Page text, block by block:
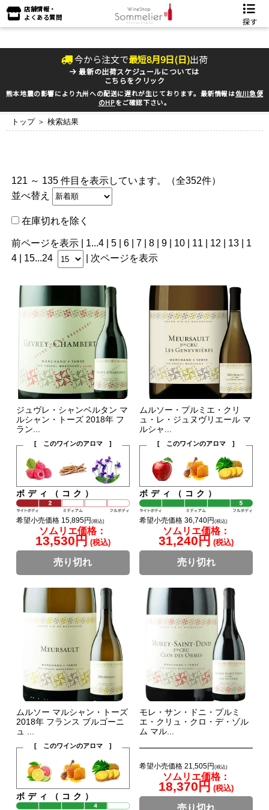
店舗情報・
よくある質問
探す
今から注文で最短8月9日(日)出荷
最新の出荷スケジュールについては
こちらをクリック
熊本地震の影響により九州への配送に遅れが生じております。最新情報は佐川急便
のHPをご確認下さい。
トップ ＞ 検索結果
121 ～ 135 件目を表示しています。（全352件）
並べ替え
在庫切れを除く
前ページを表示| 1...4| 5| 6| 7 8| 9 | 10| 11| 12| 13| 1
4| 15...24 次ページを表示
ジュヴレ・シャンベルタン マ
ルシャン・トーズ 2018年 フ
ラン...
[ このワインのアロマ ]
ボディ（コク）
希望小売価格 15,895円(税込)
ソムリエ価格：
13,530円 (税込)
売り切れ
ムルソー・プルミエ・クリ
ュ・レ・ジュヌヴリエール マ
ルシャ...
[ このワインのアロマ ]
ボディ（コク）
希望小売価格 36,740円(税込)
ソムリエ価格：
31,240円 (税込)
売り切れ
ムルソー マルシャン・トーズ
2018年 フランス ブルゴーニ
ュ ...
[ このワインのアロマ ]
ボディ（コク）
モレ・サン・ドニ・プルミ
エ・クリュ・クロ・デ・ゾル
ム マル...
希望小売価格 21,505円(税込)
ソムリエ価格：
18,370円 (税込)
売り切れ